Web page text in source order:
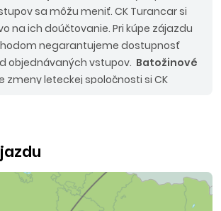
sa môžu meniť. CK Turancar si
na ich doúčtovanie. Pri kúpe zájazdu
negarantujeme dostupnosť
objednávaných vstupov. Batožinové
zmeny leteckej spoločnosti si CK